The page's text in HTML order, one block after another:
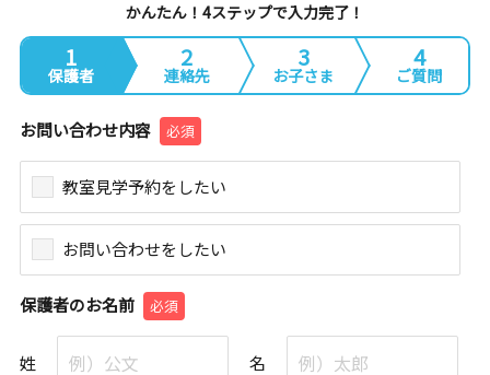
かんたん！4ステップで入力完了！
1
保護者
2
連絡先
3
お子さま
4
ご質問
お問い合わせ内容 必須
教室見学予約をしたい
お問い合わせをしたい
保護者のお名前 必須
姓 名